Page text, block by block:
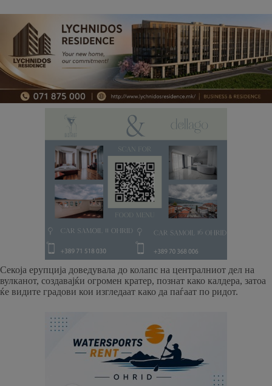
Секоја ерупција доведувала до колапс на централниот дел на
вулканот, создавајќи огромен кратер, познат како калдера, затоа
ќе видите градови кои изгледаат како да паѓаат по ридот.